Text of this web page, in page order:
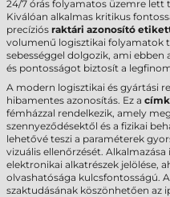
24/7 órás folyamatos üzemre lett
Kiválóan alkalmas kritikus
precíziós raktári azonosító
volumenű logisztikai folyamatok
sebességgel dolgozik, ami
és pontosságot biztosít a
A modern logisztikai és gyártási
hibamentes azonosítás. Ez a
fémházzal rendelkezik, amely
szennyeződésektől és a fizikai
lehetővé teszi a paraméterek
vizuális ellenőrzését.
elektronikai alkatrészek jelölése,
olvashatósága kulcsfontosságú.
szaktudásának köszönhetően az